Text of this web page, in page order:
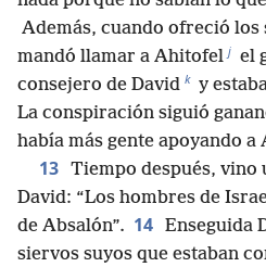
Además, cuando ofreció
mandó llamar a Ahitofel j el
consejero de David k y
La conspiración siguió
había más gente apoyando a
13 Tiempo después,
David: “Los hombres de
de Absalón”. 14 Enseguida
siervos suyos que estaban